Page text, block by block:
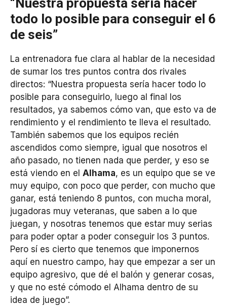
todo lo posible para conseguir el 6
de seis”
La entrenadora fue clara al hablar de la necesidad
de sumar los tres puntos contra dos rivales
directos: “Nuestra propuesta sería hacer todo lo
posible para conseguirlo, luego al final los
resultados, ya sabemos cómo van, que esto va de
rendimiento y el rendimiento te lleva el resultado.
También sabemos que los equipos recién
ascendidos como siempre, igual que nosotros el
año pasado, no tienen nada que perder, y eso se
está viendo en el Alhama, es un equipo que se ve
muy equipo, con poco que perder, con mucho que
ganar, está teniendo 8 puntos, con mucha moral,
jugadoras muy veteranas, que saben a lo que
juegan, y nosotras tenemos que estar muy serias
para poder optar a poder conseguir los 3 puntos.
Pero sí es cierto que tenemos que imponernos
aquí en nuestro campo, hay que empezar a ser un
equipo agresivo, que dé el balón y generar cosas,
y que no esté cómodo el Alhama dentro de su
idea de juego”.